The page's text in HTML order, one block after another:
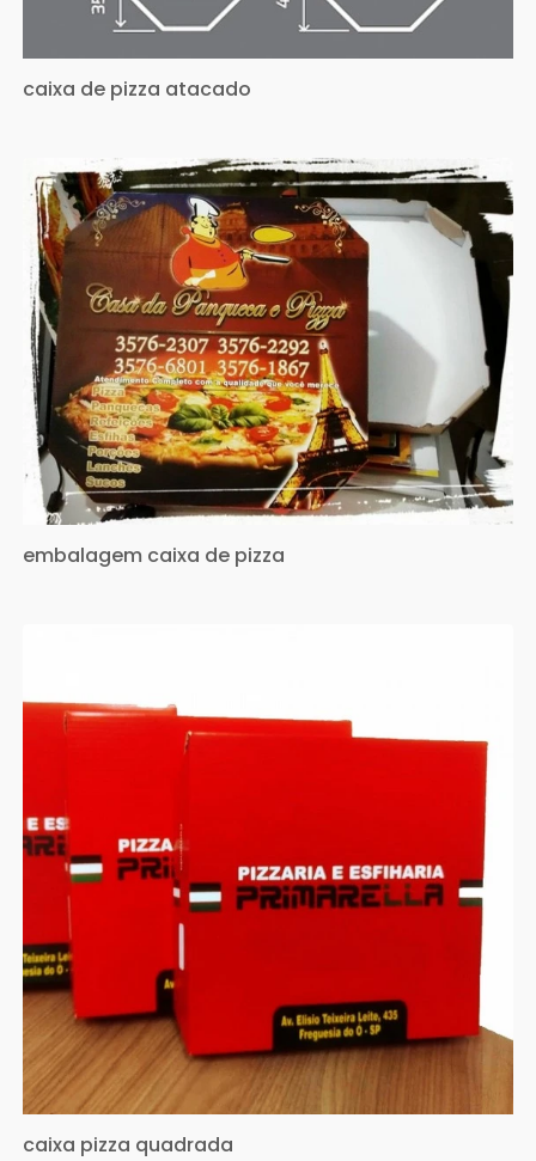
caixa de pizza atacado
embalagem caixa de pizza
caixa pizza quadrada